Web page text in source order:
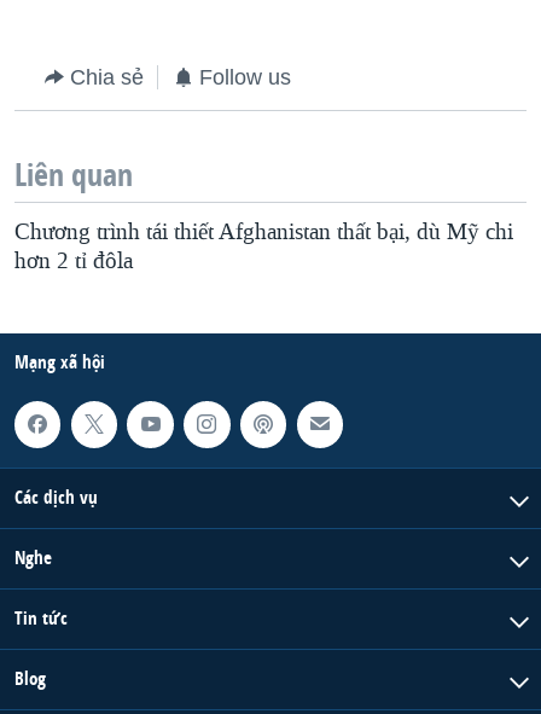
Chia sẻ Follow us
Liên quan
Chương trình tái thiết Afghanistan thất bại, dù Mỹ chi
hơn 2 tỉ đôla
Mạng xã hội
Các dịch vụ
Nghe
Tin tức
Blog